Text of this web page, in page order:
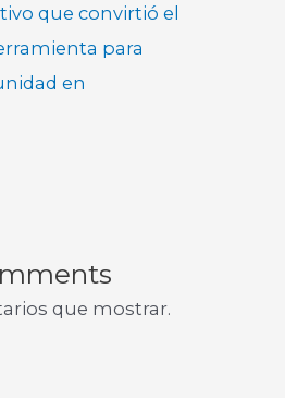
que convirtió el
para
en
que mostrar.